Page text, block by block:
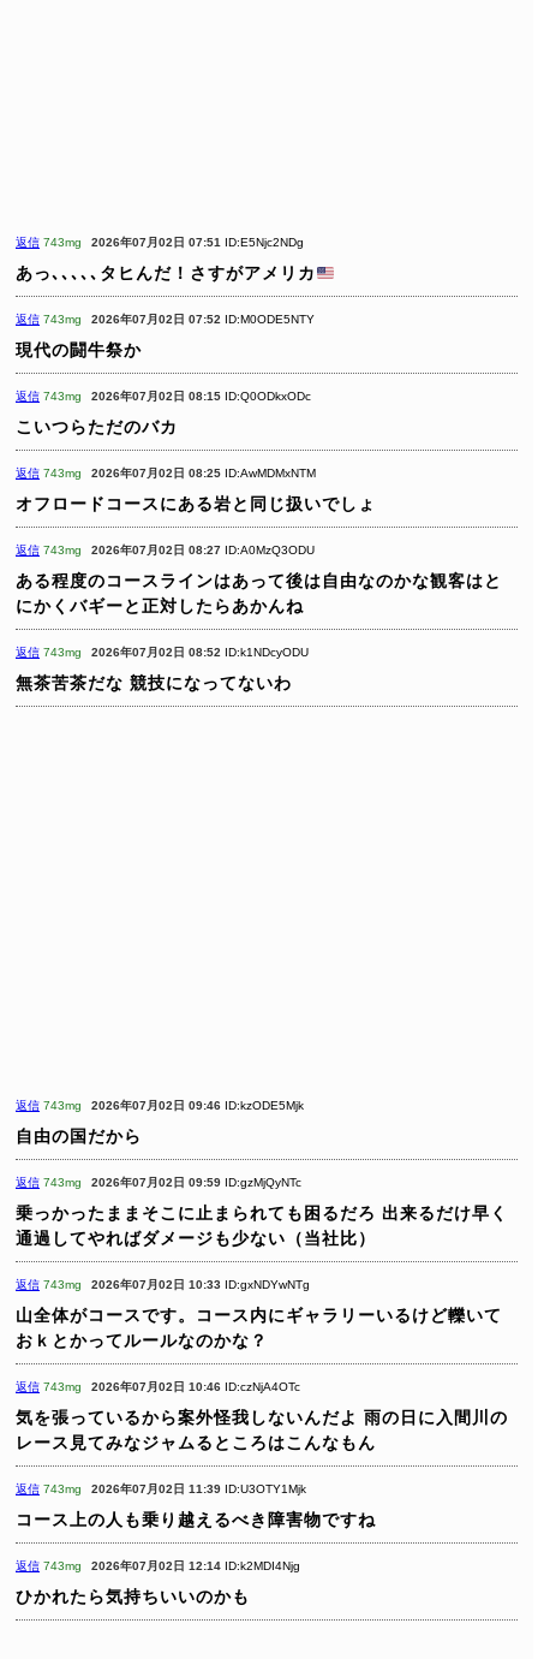
返信 743mg 2026年07月02日 07:51 ID:E5Njc2NDg
あっ､､､､､タヒんだ！さすがアメリカ
返信 743mg 2026年07月02日 07:52 ID:M0ODE5NTY
現代の闘牛祭か
返信 743mg 2026年07月02日 08:15 ID:Q0ODkxODc
こいつらただのバカ
返信 743mg 2026年07月02日 08:25 ID:AwMDMxNTM
オフロードコースにある岩と同じ扱いでしょ
返信 743mg 2026年07月02日 08:27 ID:A0MzQ3ODU
ある程度のコースラインはあって後は自由なのかな観客はと
にかくバギーと正対したらあかんね
返信 743mg 2026年07月02日 08:52 ID:k1NDcyODU
無茶苦茶だな 競技になってないわ
返信 743mg 2026年07月02日 09:46 ID:kzODE5Mjk
自由の国だから
返信 743mg 2026年07月02日 09:59 ID:gzMjQyNTc
乗っかったままそこに止まられても困るだろ 出来るだけ早く
通過してやればダメージも少ない（当社比）
返信 743mg 2026年07月02日 10:33 ID:gxNDYwNTg
山全体がコースです。コース内にギャラリーいるけど轢いて
おｋとかってルールなのかな？
返信 743mg 2026年07月02日 10:46 ID:czNjA4OTc
気を張っているから案外怪我しないんだよ 雨の日に入間川の
レース見てみなジャムるところはこんなもん
返信 743mg 2026年07月02日 11:39 ID:U3OTY1Mjk
コース上の人も乗り越えるべき障害物ですね
返信 743mg 2026年07月02日 12:14 ID:k2MDI4Njg
ひかれたら気持ちいいのかも